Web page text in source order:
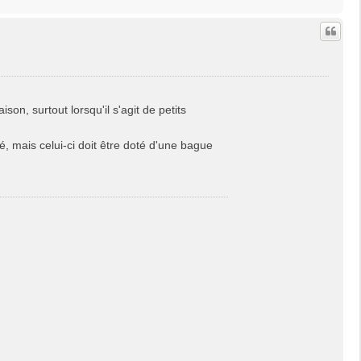
u
surtout lorsqu'il s'agit de petits
mais celui-ci doit être doté d'une bague